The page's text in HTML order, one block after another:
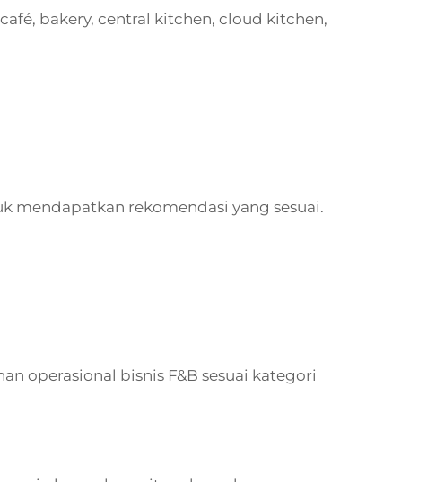
bakery, central kitchen, cloud kitchen,
mendapatkan rekomendasi yang sesuai.
operasional bisnis F&B sesuai kategori